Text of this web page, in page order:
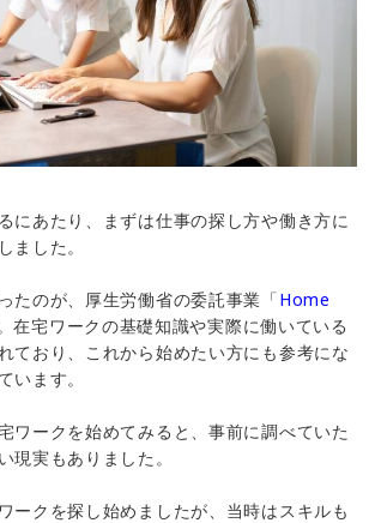
にあたり、まずは仕事の探し方や働き方に
ました。
たのが、厚生労働省の委託事業「Home
在宅ワークの基礎知識や実際に働いている
ており、これから始めたい方にも参考にな
います。
ワークを始めてみると、事前に調べていた
現実もありました。
ークを探し始めましたが、当時はスキルも